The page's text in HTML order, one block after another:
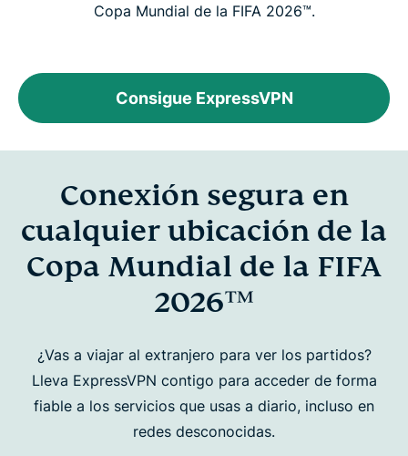
Copa Mundial de la FIFA 2026™.
Consigue ExpressVPN
Conexión segura en
cualquier ubicación de la
Copa Mundial de la FIFA
2026™
¿Vas a viajar al extranjero para ver los partidos?
Lleva ExpressVPN contigo para acceder de forma
fiable a los servicios que usas a diario, incluso en
redes desconocidas.